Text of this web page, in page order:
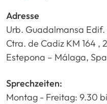
Adresse
Urb. Guadalmansa Edif.
Ctra. de Cadiz KM 164 ,
Estepona – Málaga,
Sprechzeiten:
Montag - Freitag: 9.30